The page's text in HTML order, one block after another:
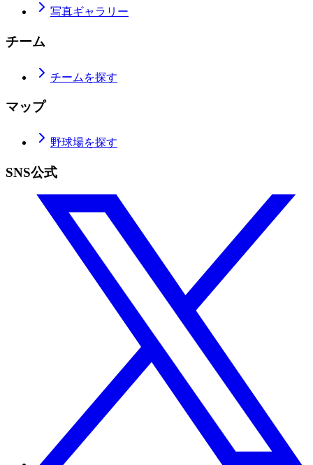
写真ギャラリー
チーム
チームを探す
マップ
野球場を探す
SNS公式